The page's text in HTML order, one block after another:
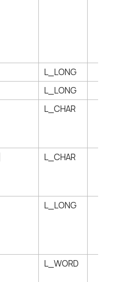
L_LONG
L_LONG
L_CHAR
L_CHAR
L_LONG
L_WORD